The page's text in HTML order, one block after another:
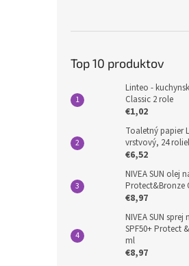
Top 10 produktov
Linteo -
Classic 2 role
€1,02
Toaletný papier
vrstvový, 24
€6,52
NIVEA SUN olej
Protect&Bronze
€8,97
NIVEA SUN
SPF50+ Protect
ml
€8,97